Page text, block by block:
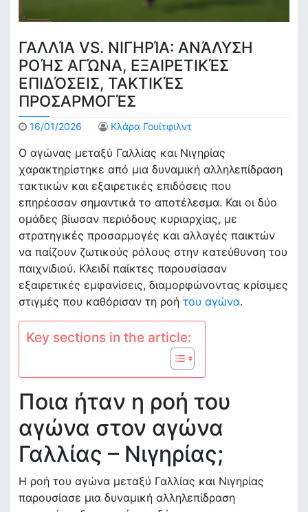
ΓΑΛΛΊΑ VS. ΝΙΓΗΡΊΑ: ΑΝΆΛΥΣΗ
ΡΟΉΣ ΑΓΏΝΑ, ΕΞΑΙΡΕΤΙΚΈΣ
ΕΠΙΔΌΣΕΙΣ, ΤΑΚΤΙΚΈΣ
ΠΡΟΣΑΡΜΟΓΈΣ
16/01/2026 Κλάρα Γουίτφιλντ
Ο αγώνας μεταξύ Γαλλίας και Νιγηρίας
χαρακτηρίστηκε από μια δυναμική αλληλεπίδραση
τακτικών και εξαιρετικές επιδόσεις που
επηρέασαν σημαντικά το αποτέλεσμα. Και οι δύο
ομάδες βίωσαν περιόδους κυριαρχίας, με
στρατηγικές προσαρμογές και αλλαγές παικτών
να παίζουν ζωτικούς ρόλους στην κατεύθυνση του
παιχνιδιού. Κλειδί παίκτες παρουσίασαν
εξαιρετικές εμφανίσεις, διαμορφώνοντας κρίσιμες
στιγμές που καθόρισαν τη ροή του αγώνα.
Key sections in the article:
Ποια ήταν η ροή του
αγώνα στον αγώνα
Γαλλίας – Νιγηρίας;
Η ροή του αγώνα μεταξύ Γαλλίας και Νιγηρίας
παρουσίασε μια δυναμική αλληλεπίδραση